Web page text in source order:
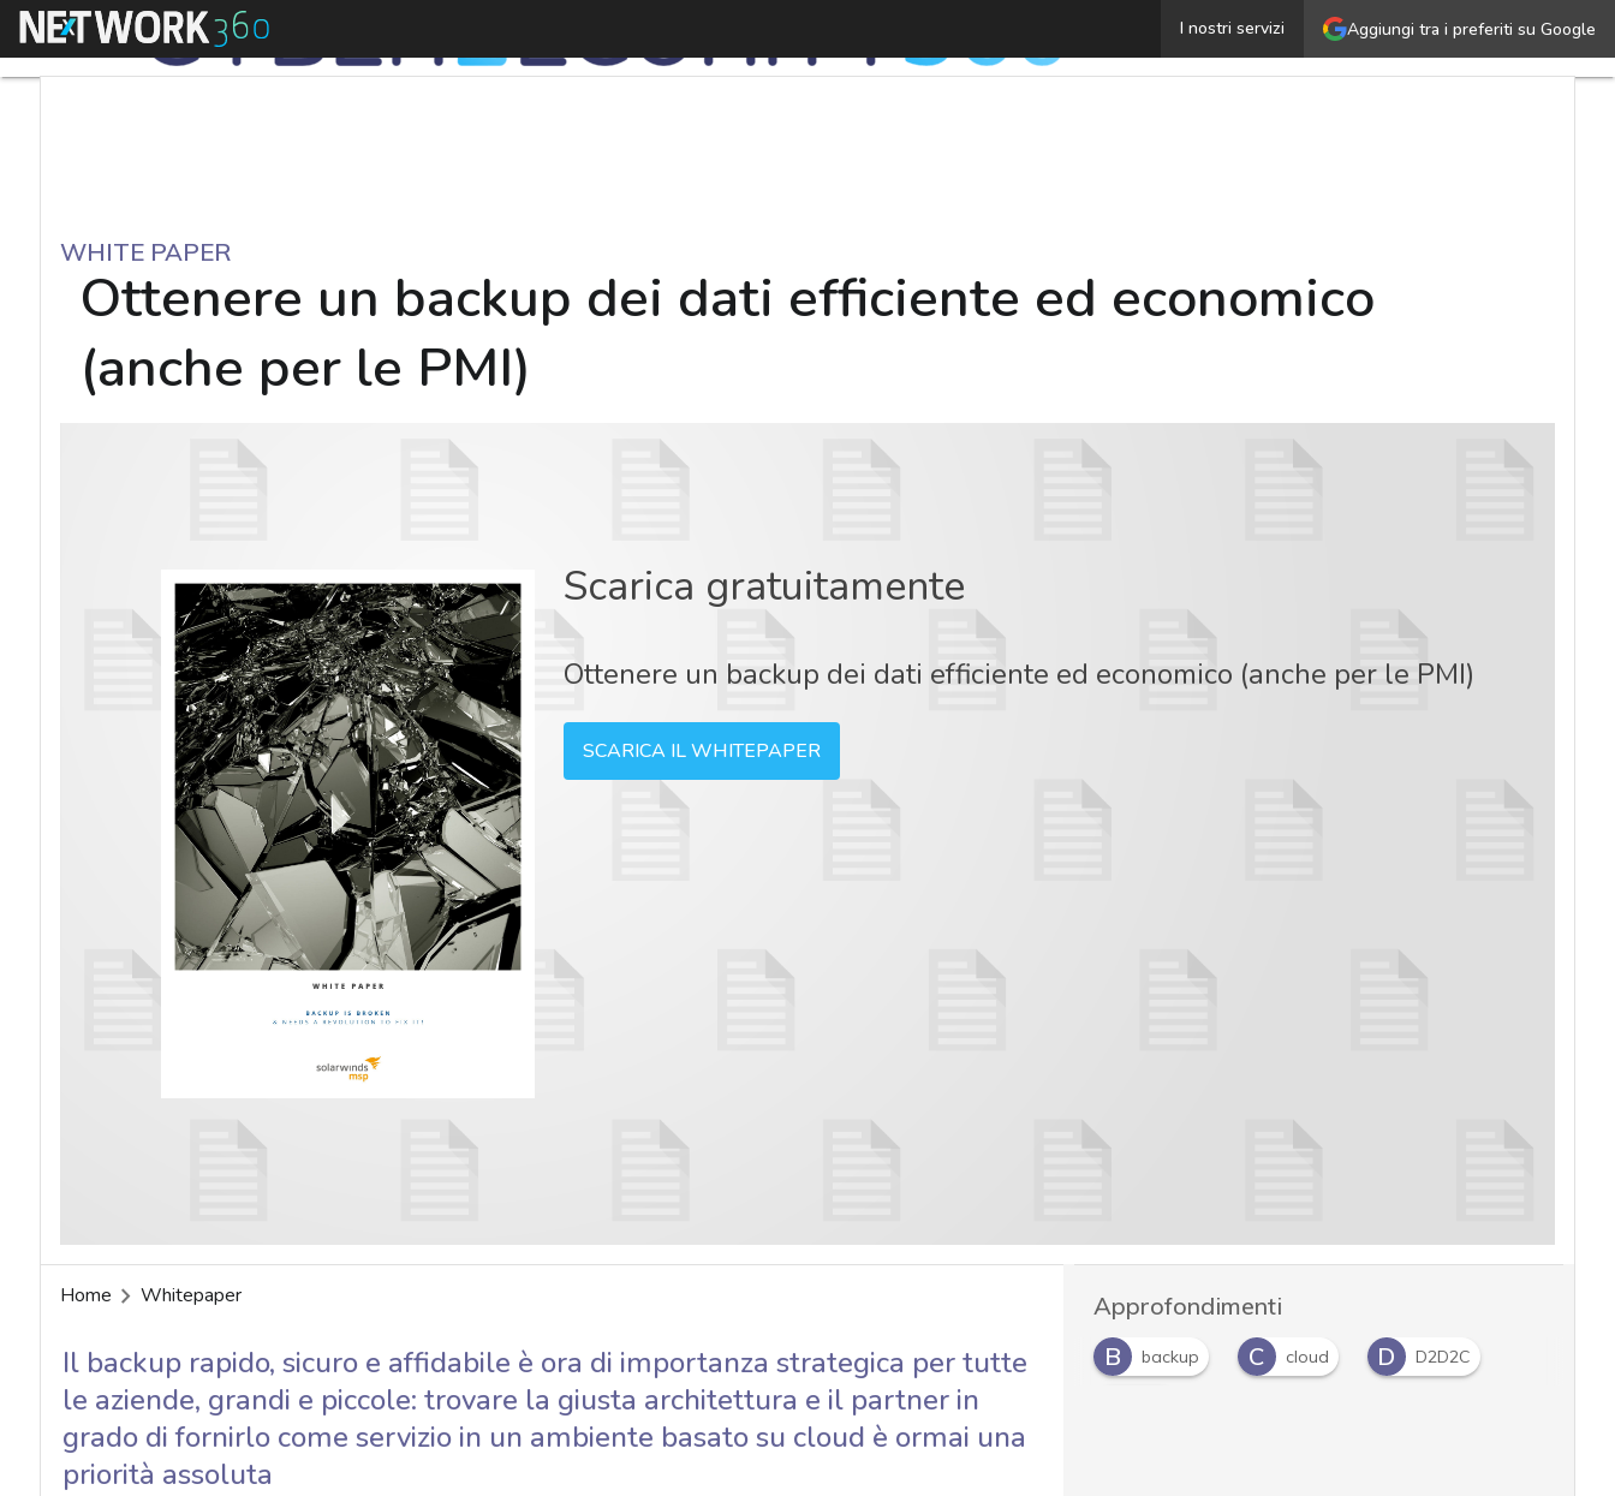
Aggiungi tra i preferiti su Google
I nostri servizi
Menu Ottenere un backup dei dati efficiente ed economico
WHITE PAPER
Ottenere un backup dei dati efficiente ed economico
(anche per le PMI)
Scarica gratuitamente
Ottenere un backup dei dati efficiente ed economico (anche per le PMI)
SCARICA IL WHITEPAPER
Home Whitepaper
Il backup rapido, sicuro e affidabile è ora di importanza strategica per tutte
le aziende, grandi e piccole: trovare la giusta architettura e il partner in
grado di fornirlo come servizio in un ambiente basato su cloud è ormai una
priorità assoluta
Approfondimenti
B
backup C cloud D D2D2C